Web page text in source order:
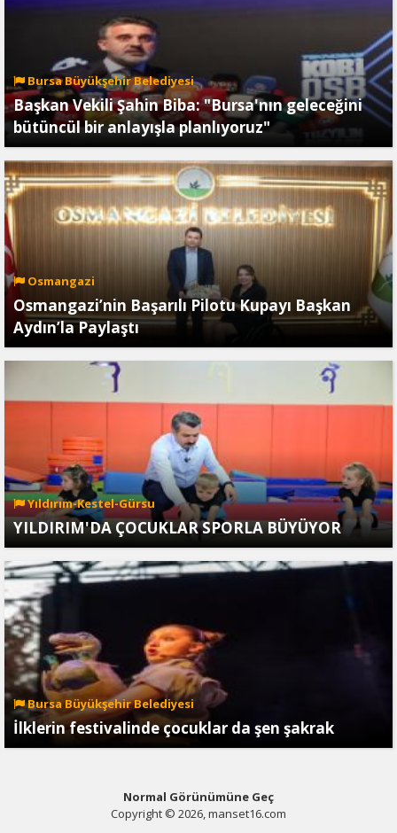
Bursa Büyükşehir Belediyesi
Başkan Vekili Şahin Biba: "Bursa'nın geleceğini
bütüncül bir anlayışla planlıyoruz"
Osmangazi
Osmangazi’nin Başarılı Pilotu Kupayı Başkan
Aydın’la Paylaştı
Yıldırım-Kestel-Gürsu
YILDIRIM'DA ÇOCUKLAR SPORLA BÜYÜYOR
Bursa Büyükşehir Belediyesi
İlklerin festivalinde çocuklar da şen şakrak
Normal Görünümüne Geç
Copyright © 2026, manset16.com